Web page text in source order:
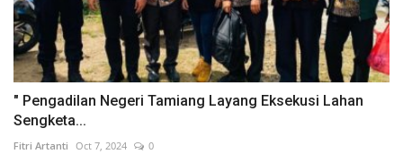
" Pengadilan Negeri Tamiang Layang Eksekusi Lahan
Sengketa...
Fitri Artanti Oct 7, 2024 0